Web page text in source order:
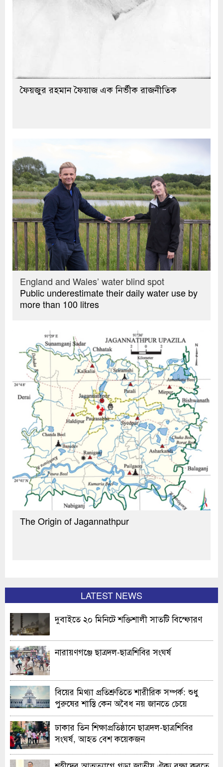
ফৈয়জুর রহমান ফৈয়াজ এক নির্ভীক রাজনীতিক
England and Wales’ water blind spot
Public underestimate their daily water use by
more than 100 litres
The Origin of Jagannathpur
LATEST NEWS
দুবাইতে ২০ মিনিটে শক্তিশালী সাতটি বিস্ফোরণ
নারায়ণগঞ্জে ছাত্রদল-ছাত্রশিবির সংঘর্ষ
বিয়ের মিথ্যা প্রতিশ্রুতিতে শারীরিক সম্পর্ক: শুধু
পুরুষের শাস্তি কেন অবৈধ নয় জানতে চেয়ে
হাইকোর্টের রুল
ঢাকার তিন শিক্ষাপ্রতিষ্ঠানে ছাত্রদল-ছাত্রশিবির
সংঘর্ষ, আহত বেশ কয়েকজন